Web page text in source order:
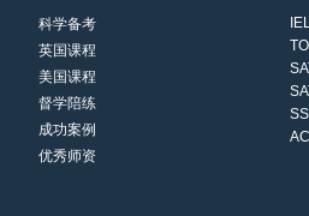
科学备考
英国课程
美国课程
督学陪练
成功案例
优秀师资